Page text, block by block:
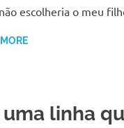
escolheria o meu
uma linha